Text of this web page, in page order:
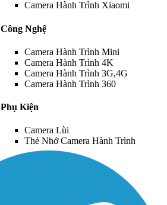
Camera Hành Trình Xiaomi
Công Nghệ
Camera Hành Trình Mini
Camera Hành Trình 4K
Camera Hành Trình 3G,4G
Camera Hành Trình 360
Phụ Kiện
Camera Lùi
Thẻ Nhớ Camera Hành Trình